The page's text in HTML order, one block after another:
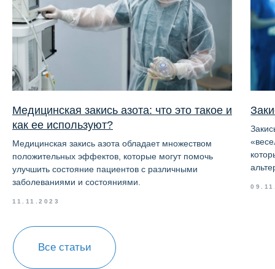
Медицинская закись азота: что это такое и
как ее используют?
Медицинская закись азота обладает множеством
положительных эффектов, которые могут помочь
улучшить состояние пациентов с различными
заболеваниями и состояниями.
11.11.2023
Блог
Наборы для проведения
кислородной терапии
Отзывы
© 2026 ООО «Селенфарм»
Согласие на обработку персональных данных
Договор оферты